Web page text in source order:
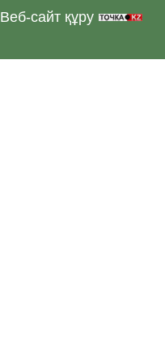
Веб-сайт құру